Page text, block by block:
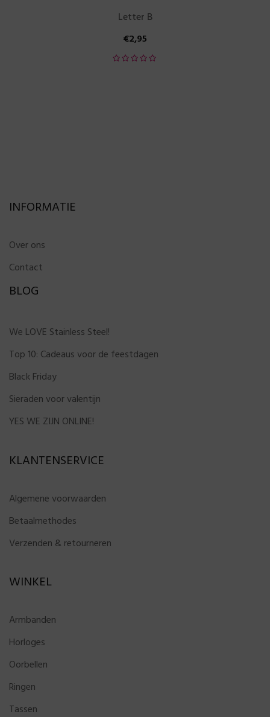
Letter B
€2,95
INFORMATIE
Over ons
Contact
BLOG
We LOVE Stainless Steel!
Top 10: Cadeaus voor de feestdagen
Black Friday
Sieraden voor valentijn
YES WE ZIJN ONLINE!
KLANTENSERVICE
Algemene voorwaarden
Betaalmethodes
Verzenden & retourneren
WINKEL
Armbanden
Horloges
Oorbellen
Ringen
Tassen